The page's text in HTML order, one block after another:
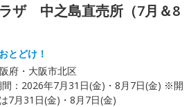
ザ 中之島直売所（7月＆8
とどけ！
府・大阪市北区
： 2026年7月31日(金)・8月7日(金) ※開
7月31日(金)・8月7日(金)